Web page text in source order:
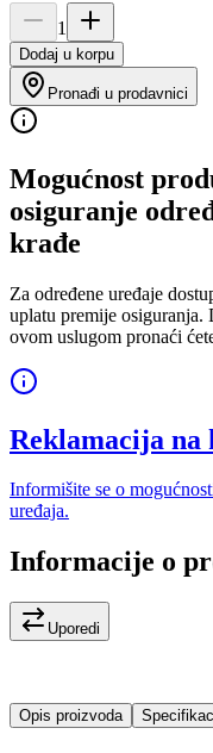
1
Dodaj u korpu
Pronađi u prodavnici
Mogućnost
osiguranje
krađe
Za određene uređaje
uplatu premije osiguranja.
ovom uslugom pronaći
Reklamacija
Informišite se o
uređaja.
Informacije o
Uporedi
Opis proizvoda